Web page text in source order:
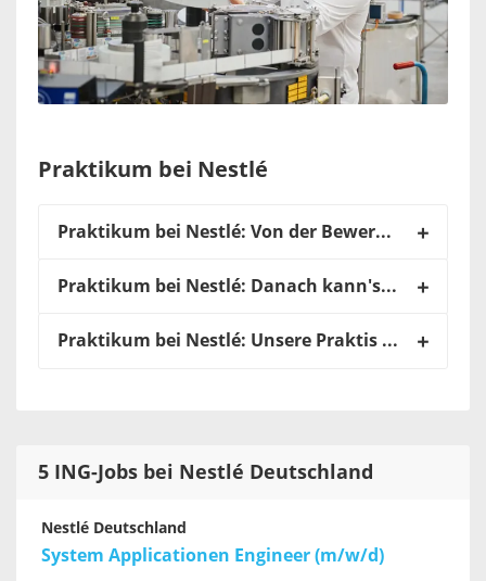
Praktikum bei Nestlé
Praktikum bei Nestlé: Von der Bewerbung bis zur Einstellung
Praktikum bei Nestlé: Danach kann's bei uns für dich weitergehen!
Praktikum bei Nestlé: Unsere Praktis vernetzen sich - nicht nur bei der Arbeit!
5 ING-Jobs bei Nestlé Deutschland
Nestlé Deutschland
System Applicationen Engineer (m/w/d)